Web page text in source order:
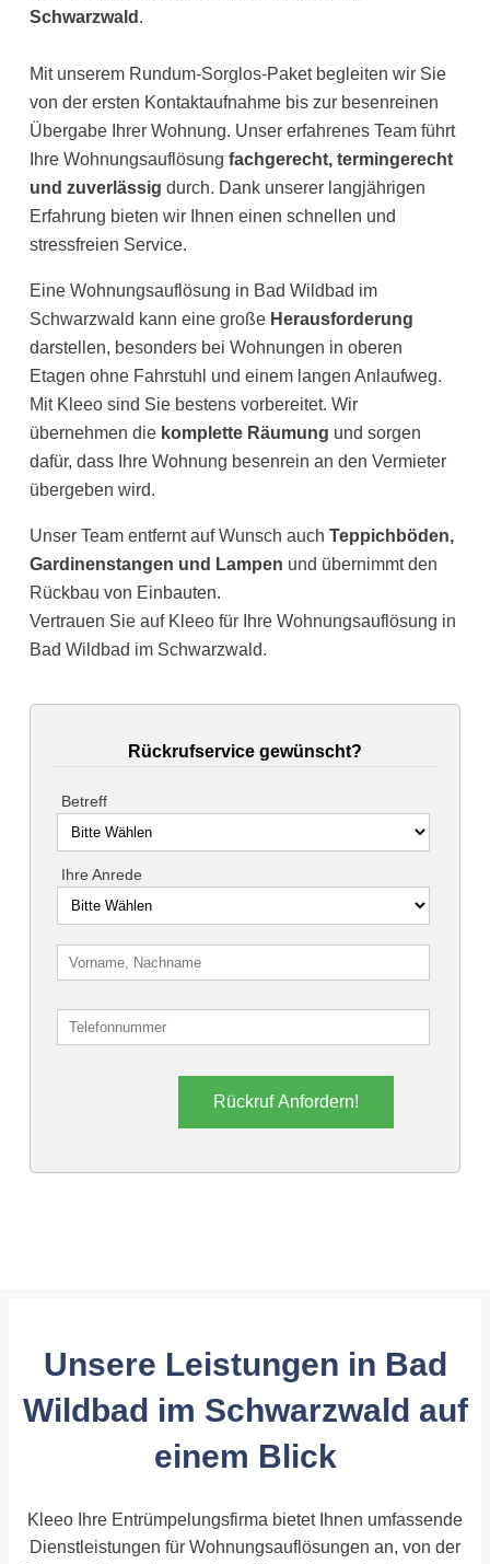
Schwarzwald .
Mit unserem Rundum-Sorglos-Paket begleiten wir Sie
von der ersten Kontaktaufnahme bis zur besenreinen
Übergabe Ihrer Wohnung. Unser erfahrenes Team führt
Ihre Wohnungsauflösungfachgerecht, termingerecht
und zuverlässig durch. Dank unserer langjährigen
Erfahrung bieten wir Ihnen einen schnellen und
stressfreien Service.
Eine Wohnungsauflösung in Bad Wildbad im
Schwarzwald kann eine große Herausforderung
darstellen, besonders bei Wohnungen in oberen
Etagen ohne Fahrstuhl und einem langen Anlaufweg.
Mit Kleeo sind Sie bestens vorbereitet. Wir
übernehmen die komplette Räumung und sorgen
dafür, dass Ihre Wohnung besenrein an den Vermieter
übergeben wird.
Unser Team entfernt auf Wunsch auchTeppichböden,
Gardinenstangen und Lampen und übernimmt den
Rückbau von Einbauten.
Vertrauen Sie auf Kleeo für Ihre Wohnungsauflösung in
Bad Wildbad im Schwarzwald.
Rückrufservice gewünscht?
Betreff
Ihre Anrede
Rückruf Anfordern!
Unsere Leistungen in Bad
Wildbad im Schwarzwald auf
einem Blick
Kleeo Ihre Entrümpelungsfirma bietet Ihnen umfassende
Dienstleistungen für Wohnungsauflösungen an, von der